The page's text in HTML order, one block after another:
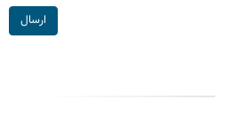
ارسال